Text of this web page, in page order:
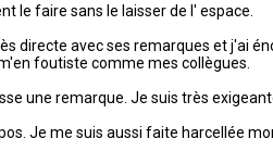
le faire sans le laisser de l' espace.
directe avec ses remarques et j'ai
foutiste comme mes collègues.
une remarque. Je suis très
Je me suis aussi faite harcellée